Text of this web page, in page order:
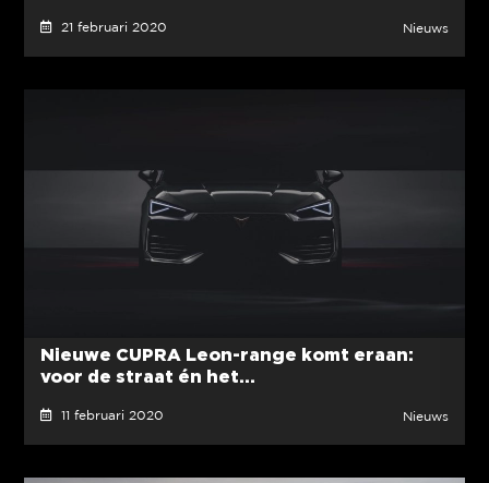
21 februari 2020 Nieuws
Nieuwe CUPRA Leon-range komt eraan:
voor de straat én het...
11 februari 2020 Nieuws